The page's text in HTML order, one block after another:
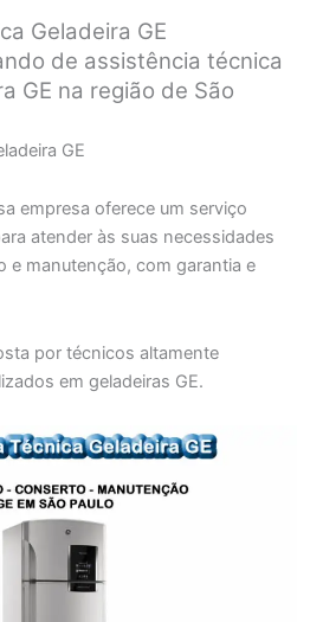
Geladeira GE
de assistência técnica
GE na região de São
GE
empresa oferece um serviço
atender às suas necessidades
e manutenção, com garantia e
por técnicos altamente
em geladeiras GE.